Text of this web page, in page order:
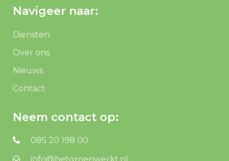
Navigeer naar:
Diensten
Over ons
Nieuws
Contact
Neem contact op:
085 20 198 00
info@hetgroenwerkt.nl